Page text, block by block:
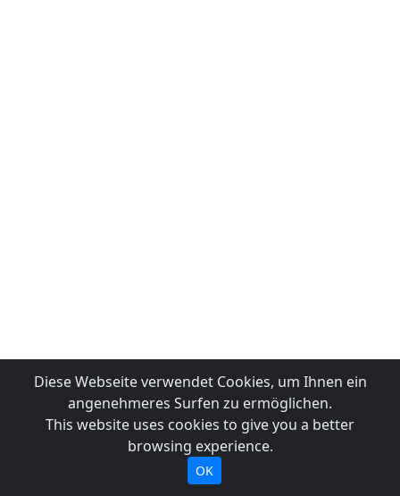
Diese Webseite verwendet Cookies, um Ihnen ein
angenehmeres Surfen zu ermöglichen.
This website uses cookies to give you a better
browsing experience.
OK